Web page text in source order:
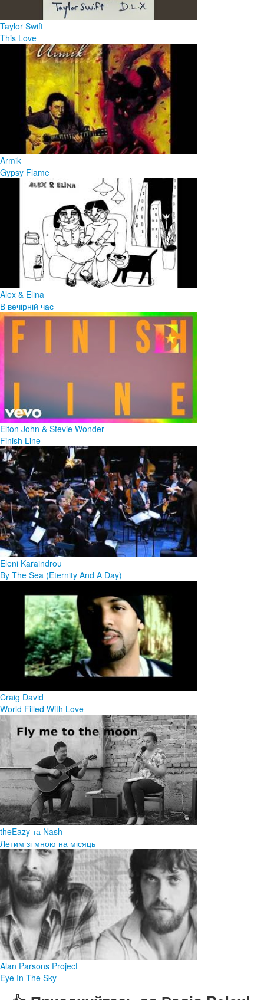
Taylor Swift
This Love
Armik
Gypsy Flame
Alex & Elina
В вечірній час
Elton John & Stevie Wonder
Finish Line
Eleni Karaindrou
By The Sea (Eternity And A Day)
Craig David
World Filled With Love
theEazy та Nash
Летим зі мною на місяць
Alan Parsons Project
Eye In The Sky